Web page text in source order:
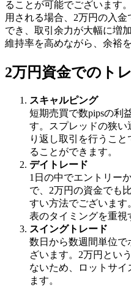
ることが可能でございます
用される場合、2万円の入
でき、取引余力が大幅に増
維持率を高めながら、余裕
2万円資金でのト
スキャルピング
短期売買で数pipsの利
す。スプレッドの狭
り返し取引を行うこ
ることができます。
デイトレード
1日の中でエントリー
で、2万円の資金でも
すい方法でございます
表のタイミングを重視
スイングトレード
数日から数週間単位
ざいます。2万円とい
ないため、ロットサ
ます。